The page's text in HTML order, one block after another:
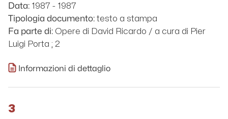
Data: 1987 - 1987
Tipologia documento: testo a stampa
Fa parte di: Opere di David Ricardo / a cura di Pier
Luigi Porta ; 2
Informazioni di dettaglio
3